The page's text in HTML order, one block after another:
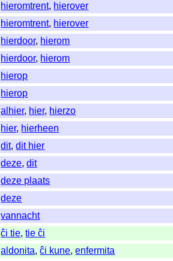
hieromtrent, hierover
hieromtrent, hierover
hierdoor, hierom
hierdoor, hierom
hierop
hierop
alhier, hier, hierzo
hier, hierheen
dit,dit hier
deze,dit
deze plaats
deze
vannacht
ĉi tie,tie ĉi
aldonita,ĉi kune,enfermita